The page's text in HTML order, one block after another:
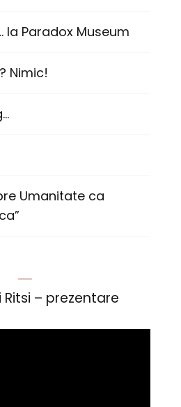
la Paradox Museum
Nimic!
Umanitate ca
Ritsi – prezentare